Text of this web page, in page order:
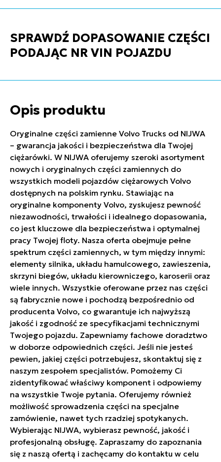
SPRAWDŹ DOPASOWANIE CZĘŚCI
PODAJĄC NR VIN POJAZDU
Opis produktu
Oryginalne części zamienne Volvo Trucks od NIJWA
– gwarancja jakości i bezpieczeństwa dla Twojej
ciężarówki. W NIJWA oferujemy szeroki asortyment
nowych i oryginalnych części zamiennych do
wszystkich modeli pojazdów ciężarowych Volvo
dostępnych na polskim rynku. Stawiając na
oryginalne komponenty Volvo, zyskujesz pewność
niezawodności, trwałości i idealnego dopasowania,
co jest kluczowe dla bezpieczeństwa i optymalnej
pracy Twojej floty. Nasza oferta obejmuje pełne
spektrum części zamiennych, w tym między innymi:
elementy silnika, układu hamulcowego, zawieszenia,
skrzyni biegów, układu kierowniczego, karoserii oraz
wiele innych. Wszystkie oferowane przez nas części
są fabrycznie nowe i pochodzą bezpośrednio od
producenta Volvo, co gwarantuje ich najwyższą
jakość i zgodność ze specyfikacjami technicznymi
Twojego pojazdu. Zapewniamy fachowe doradztwo
w doborze odpowiednich części. Jeśli nie jesteś
pewien, jakiej części potrzebujesz, skontaktuj się z
naszym zespołem specjalistów. Pomożemy Ci
zidentyfikować właściwy komponent i odpowiemy
na wszystkie Twoje pytania. Oferujemy również
możliwość sprowadzenia części na specjalne
zamówienie, nawet tych rzadziej spotykanych.
Wybierając NIJWA, wybierasz pewność, jakość i
profesjonalną obsługę. Zapraszamy do zapoznania
się z naszą ofertą i zachęcamy do kontaktu w celu